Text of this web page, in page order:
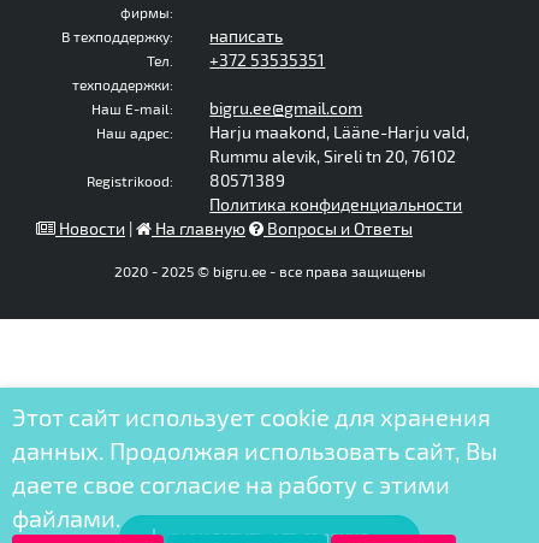
фирмы:
В техподдержку: написать
Тел.
техподдержки:
+372 53535351
Наш E-mail: bigru.ee@gmail.com
Наш адрес:
Harju maakond, Lääne-Harju vald,
Rummu alevik, Sireli tn 20, 76102
Registrikood:
80571389
Политика конфиденциальности
Новости | На главную Вопросы и Ответы
2020 - 2025 © bigru.ee - все права защищены
РАЗМЕСТИТЬ ОБЪЯВЛЕНИЕ
Этот сайт использует cookie для хранения
данных. Продолжая использовать сайт, Вы
даете свое согласие на работу с этими
файлами.